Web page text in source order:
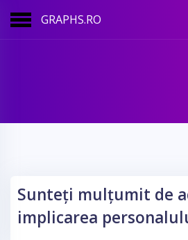
GRAPHS.RO
Sunteți mulțumit de
implicarea